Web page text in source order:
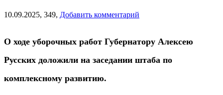
10.09.2025, 349, Добавить комментарий
О ходе уборочных работ Губернатору Алексею
Русских доложили на заседании штаба по
комплексному развитию.